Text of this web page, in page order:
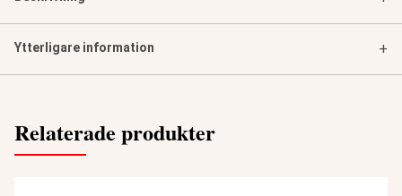
Ytterligare information +
Relaterade produkter